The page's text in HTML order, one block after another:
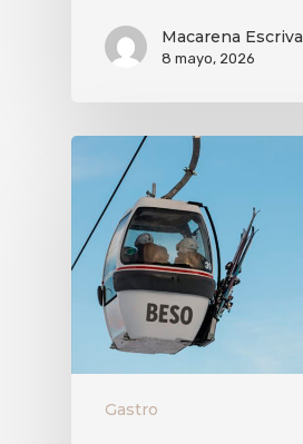
Macarena Escriva
8 mayo, 2026
Gastro